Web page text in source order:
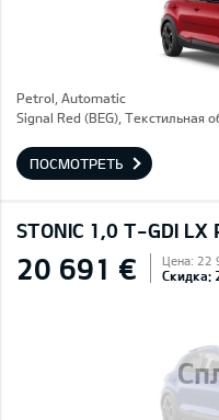
Petrol, Automatic
Signal Red (BEG), Текстильная
ПОСМОТРЕТЬ
STONIC 1,0 T-GDI LX
20 691 € Цена: 22
Скидка: